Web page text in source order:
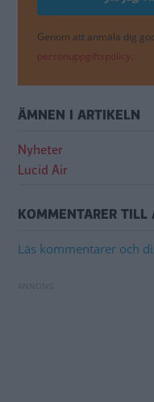
Genom att anmäla dig
personuppgiftspolicy.
ÄMNEN I ARTIKELN
Nyheter
Lucid Air
KOMMENTARER
Läs kommentarer och